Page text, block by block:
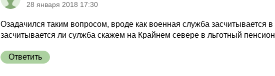
28 января 2018 17:30
Озадачился таким вопросом, вроде как военная служба засчитывается
засчитывается ли сулжба скажем на Крайнем севере в льготный
Ответить